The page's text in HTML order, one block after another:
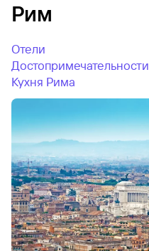
Рим
Отели
Достопримечательности
Кухня Рима